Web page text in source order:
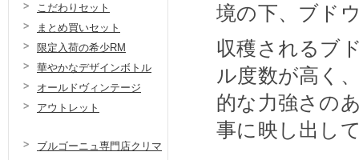
境の下、ブド
収穫されるブ
ル度数が高く
的な力強さの
事に映し出し
こだわりセット
まとめ買いセット
限定入荷の希少RM
華やかなデザインボトル
オールドヴィンテージ
アウトレット
ブルゴーニュ専門店クリマ